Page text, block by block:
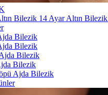
Bilezik 14 Ayar Altın Bilezik
Bilezik
Bilezik
Bilezik
Bilezik
Ajda Bilezik